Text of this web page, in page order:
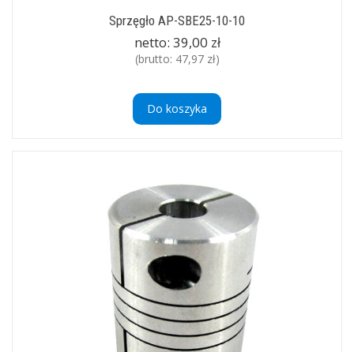
Sprzęgło AP-SBE25-10-10
netto: 39,00 zł
(brutto: 47,97 zł)
Do koszyka